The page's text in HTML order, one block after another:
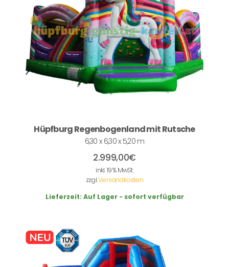
Hüpfburg Regenbogenland mit Rutsche
6,30 x 6,30 x 5,20 m
2.999,00€
inkl. 19 % MwSt.
zzgl.Versandkosten
Lieferzeit: Auf Lager - sofort verfügbar